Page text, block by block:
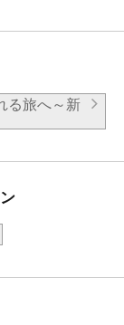
る旅へ～新